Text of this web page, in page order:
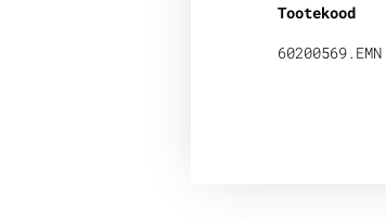
Tootekood
60200569.EMN